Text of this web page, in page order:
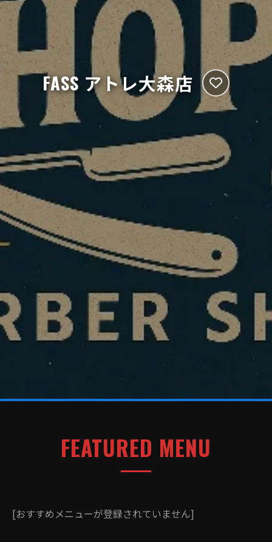
FASS アトレ大森店
FEATURED MENU
[おすすめメニューが登録されていません]